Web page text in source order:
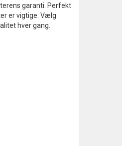
garanti. Perfekt
er vigtige. Vælg
hver gang.